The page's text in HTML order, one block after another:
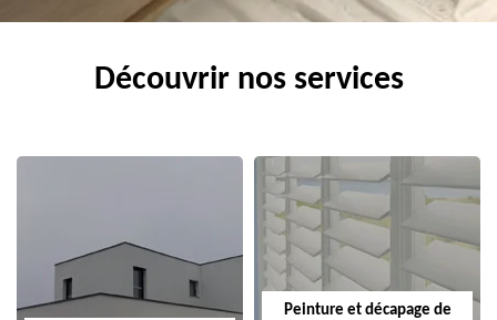
Découvrir nos services
Peinture et décapage de